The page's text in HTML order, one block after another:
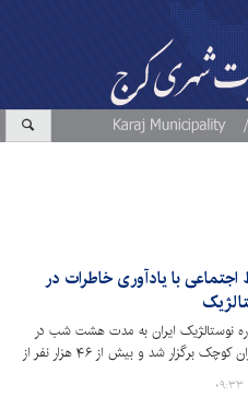
اجتماعی با یادآوری خاطرات در
نوستالژیک ایران به مدت هشت شب در
بوستان ملی ایران کوچک برگزار شد و بیش از ۴۶ هزار نفر از
کردند و در تمامی شب‌های این جشنواره
بوستان ملی ایران کوچک شادی و نشاط در